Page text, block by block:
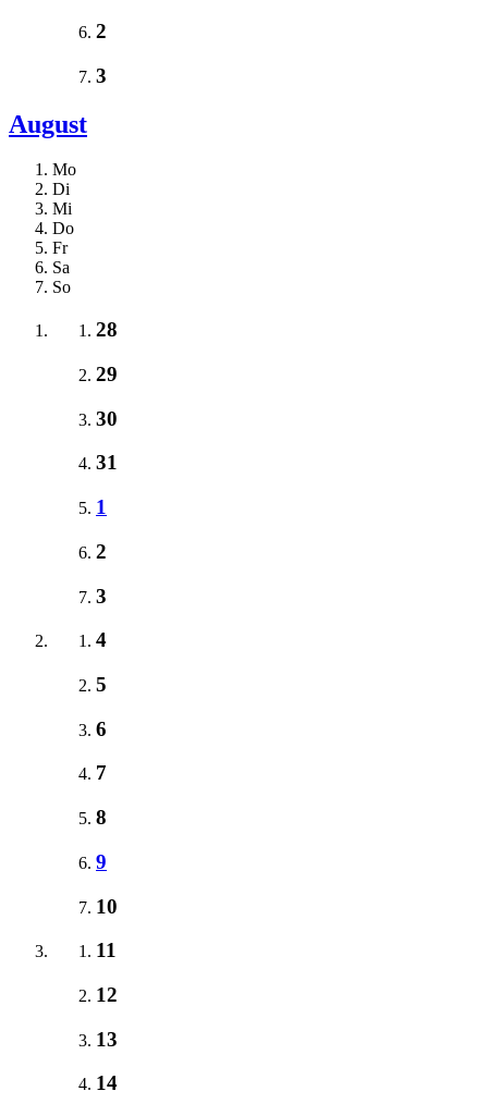
2
3
August
Mo
Di
Mi
Do
Fr
Sa
So
28
29
30
31
1
2
3
4
5
6
7
8
9
10
11
12
13
14